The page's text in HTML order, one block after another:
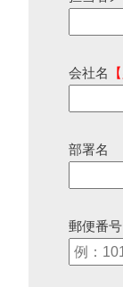
会社名
部署名
郵便番号